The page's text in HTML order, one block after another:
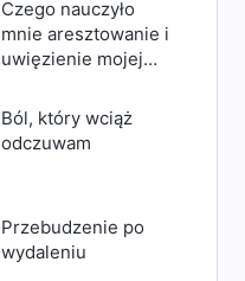
Czego nauczyło
mnie aresztowanie i
uwięzienie mojej
Ból, który wciąż
odczuwam
Przebudzenie po
wydaleniu